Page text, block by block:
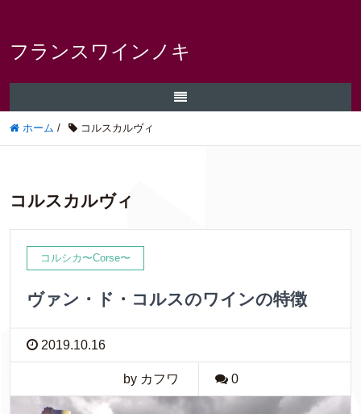
フランスワインノキ
ホーム / コルスカルヴィ
コルスカルヴィ
コルシカ〜Corse〜
ヴァン・ド・コルスのワインの特徴
2019.10.16
by カフワ 0